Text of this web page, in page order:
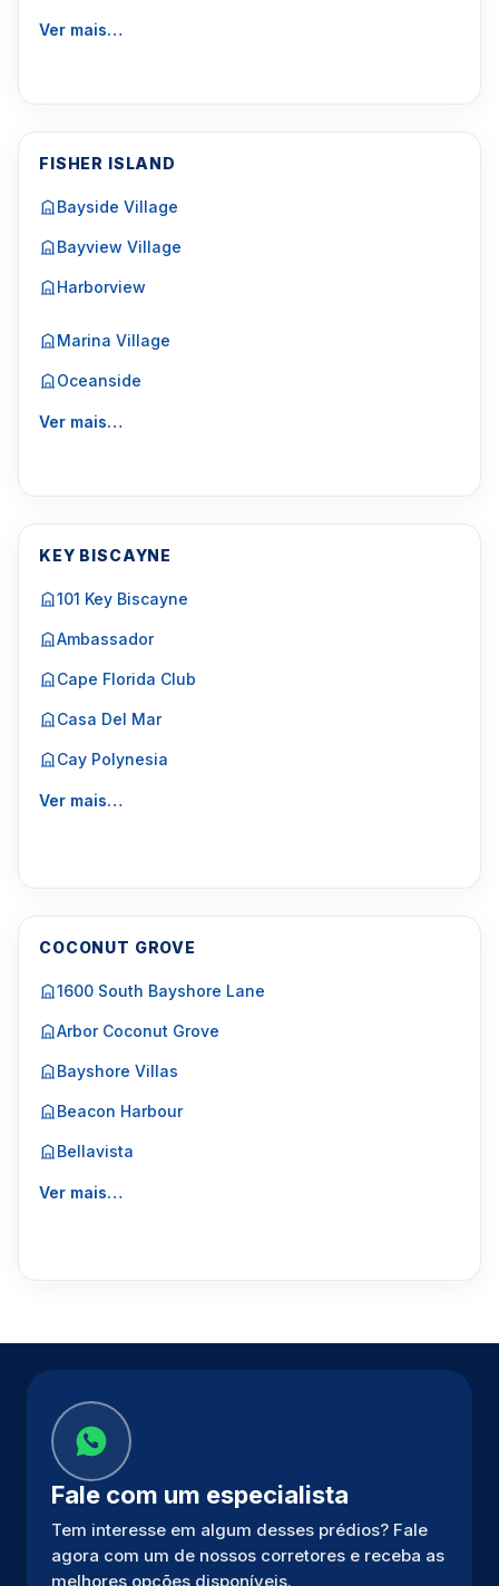
Ver mais…
FISHER ISLAND
Bayside Village
Bayview Village
Harborview
Marina Village
Oceanside
Ver mais…
KEY BISCAYNE
101 Key Biscayne
Ambassador
Cape Florida Club
Casa Del Mar
Cay Polynesia
Ver mais…
COCONUT GROVE
1600 South Bayshore Lane
Arbor Coconut Grove
Bayshore Villas
Beacon Harbour
Bellavista
Ver mais…
Fale com um especialista
Tem interesse em algum desses prédios? Fale
agora com um de nossos corretores e receba as
melhores opções disponíveis.